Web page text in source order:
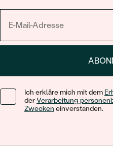
Ich erkläre mich mit dem
derVerarbeitung
Zwecken einverstanden.